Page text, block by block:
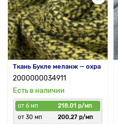
Ткань Букле меланж — охра
2000000034911
Есть в наличии
от 6 мп
218.01 р/мп
от 30 мп
200.27 р/мп